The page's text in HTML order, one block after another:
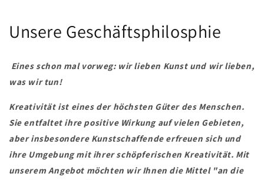
Unsere Geschäftsphilosphie
Eines schon mal vorweg: wir lieben Kunst und wir lieben,
was wir tun!
Kreativität ist eines der höchsten Güter des Menschen.
Sie entfaltet ihre positive Wirkung auf vielen Gebieten,
aber insbesondere Kunstschaffende erfreuen sich und
ihre Umgebung mit ihrer schöpferischen Kreativität. Mit
unserem Angebot möchten wir Ihnen die Mittel "an die